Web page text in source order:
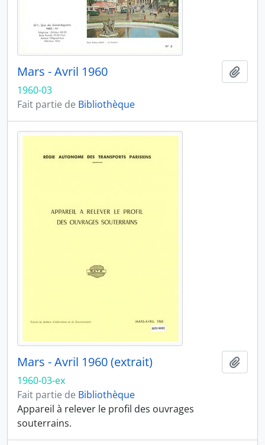
Mars - Avril 1960
1960-03
Fait partie de Bibliothèque
Mars - Avril 1960 (extrait)
1960-03-ex
Fait partie de Bibliothèque
Appareil à relever le profil des ouvrages
souterrains.